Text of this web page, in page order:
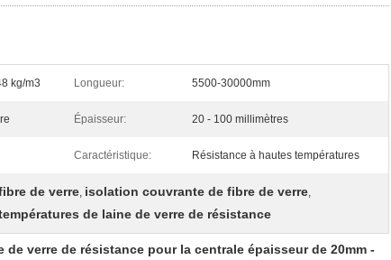
kg/m3 Longueur: 5500-30000mm
Épaisseur: 20 - 100 millimètres
Caractéristique: Résistance à hautes températures
de verre, isolation couvrante de fibre de verre,
de laine de verre de résistance
verre de résistance pour la centrale épaisseur de 20mm -